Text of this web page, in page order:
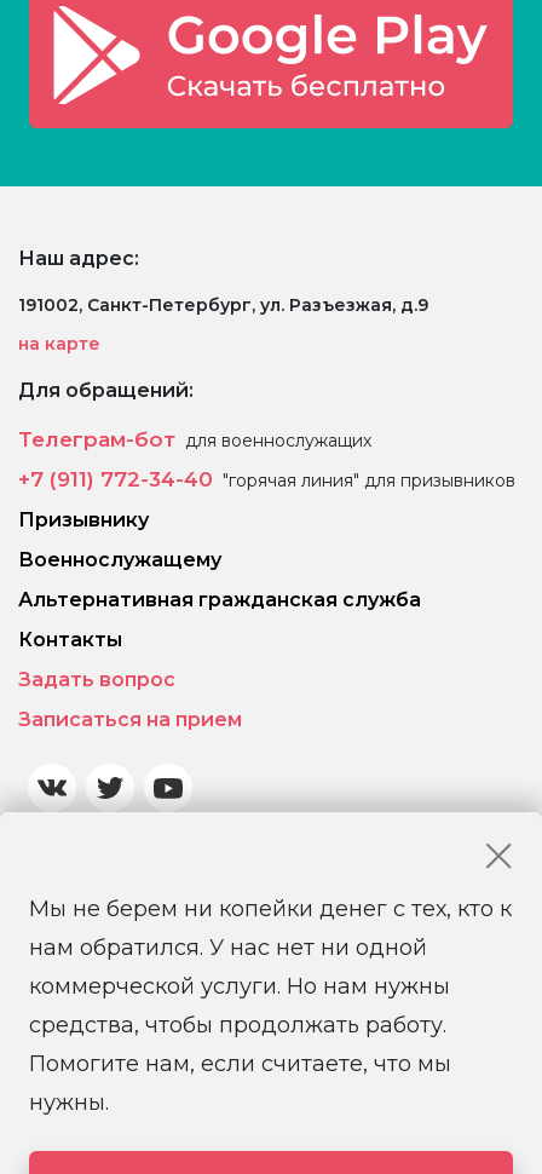
Мы не берем ни копейки денег с тех, кто к
нам обратился. У нас нет ни одной
коммерческой услуги. Но нам нужны
средства, чтобы продолжать работу.
Помогите нам, если считаете, что мы
нужны.
Наш адрес:
191002, Санкт-Петербург, ул. Разъезжая, д.9
на карте
Для обращений:
Телеграм-бот для военнослужащих
+7 (911) 772-34-40 "горячая линия" для призывников
Призывнику
Военнослужащему
Альтернативная гражданская служба
Контакты
Задать вопрос
Записаться на прием
© 2026 Санкт-Петербургская региональная
«Солдатские матери Санкт-Петербурга»
Создание и поддержка сайта it-coop